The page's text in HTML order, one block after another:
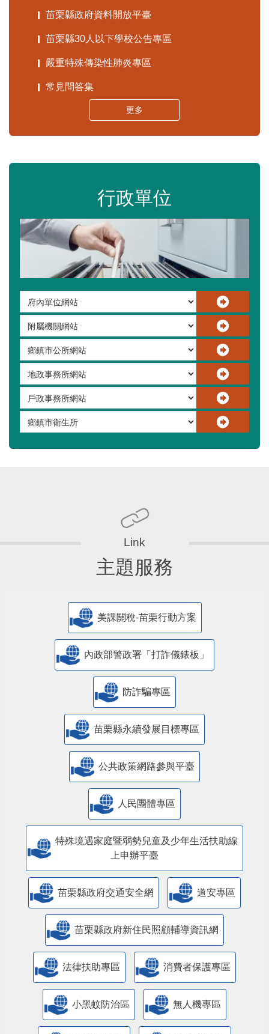
苗栗縣政府資料開放平臺
苗栗縣30人以下學校公告專區
嚴重特殊傳染性肺炎專區
常見問答集
更多
行政單位
主題服務
美課關稅-苗栗行動方案
內政部警政署「打詐儀錶板」
防詐騙專區
苗栗縣永續發展目標專區
公共政策網路參與平臺
人民團體專區
特殊境遇家庭暨弱勢兒童及少年生活扶助線
上申辦平臺
苗栗縣政府交通安全網 道安專區
苗栗縣政府新住民照顧輔導資訊網
法律扶助專區 消費者保護專區
小黑蚊防治區 無人機專區